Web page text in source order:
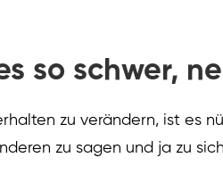
so schwer,
zu verändern, ist es
zu sagen und ja zu